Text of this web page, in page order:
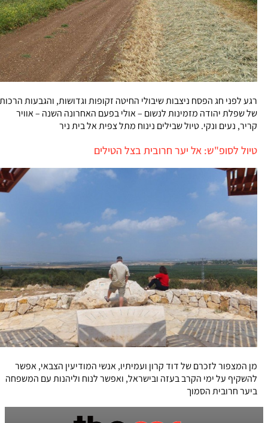
רגע לפני חג הפסח ניצבות שיבולי החיטה זקופות וגדושות, והגבעות הרכות
של שפלת יהודה מזמינות לנשום – אולי בפעם האחרונה השנה – אוויר
קריר, נעים ונקי. טיול שבילים נינוח מתל צפית אל בית ניר
טיול לסופ"ש: אל יער חרובית בצל הטילים
מן המצפור לזכרם של דוד קרון ועמיתיו, אנשי המודיעין הצבאי, אפשר
להשקיף על ימי הקרב בעזה ובישראל, ואפשר לנוח וליהנות עם המשפחה
ביער חרובית הסמוך